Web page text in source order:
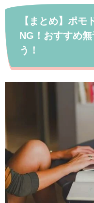
【まとめ】ポモ
NG！おすすめ
う！